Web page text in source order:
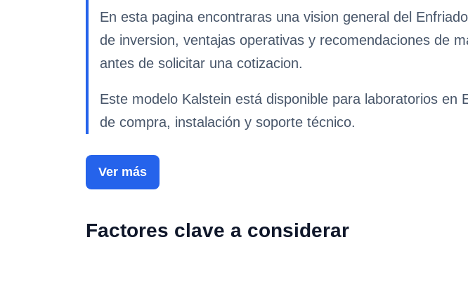
En esta pagina encontraras una vision general del
de inversion, ventajas operativas y recomendaciones de
antes de solicitar una cotizacion.
Este modelo Kalstein está disponible para laboratorios
de compra, instalación y soporte técnico.
Ver más
Factores clave a considerar